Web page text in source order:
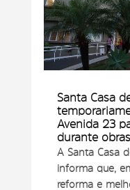
Santa Casa
Avenida 23
durante obras
A Santa Casa
informa que,
reforma e